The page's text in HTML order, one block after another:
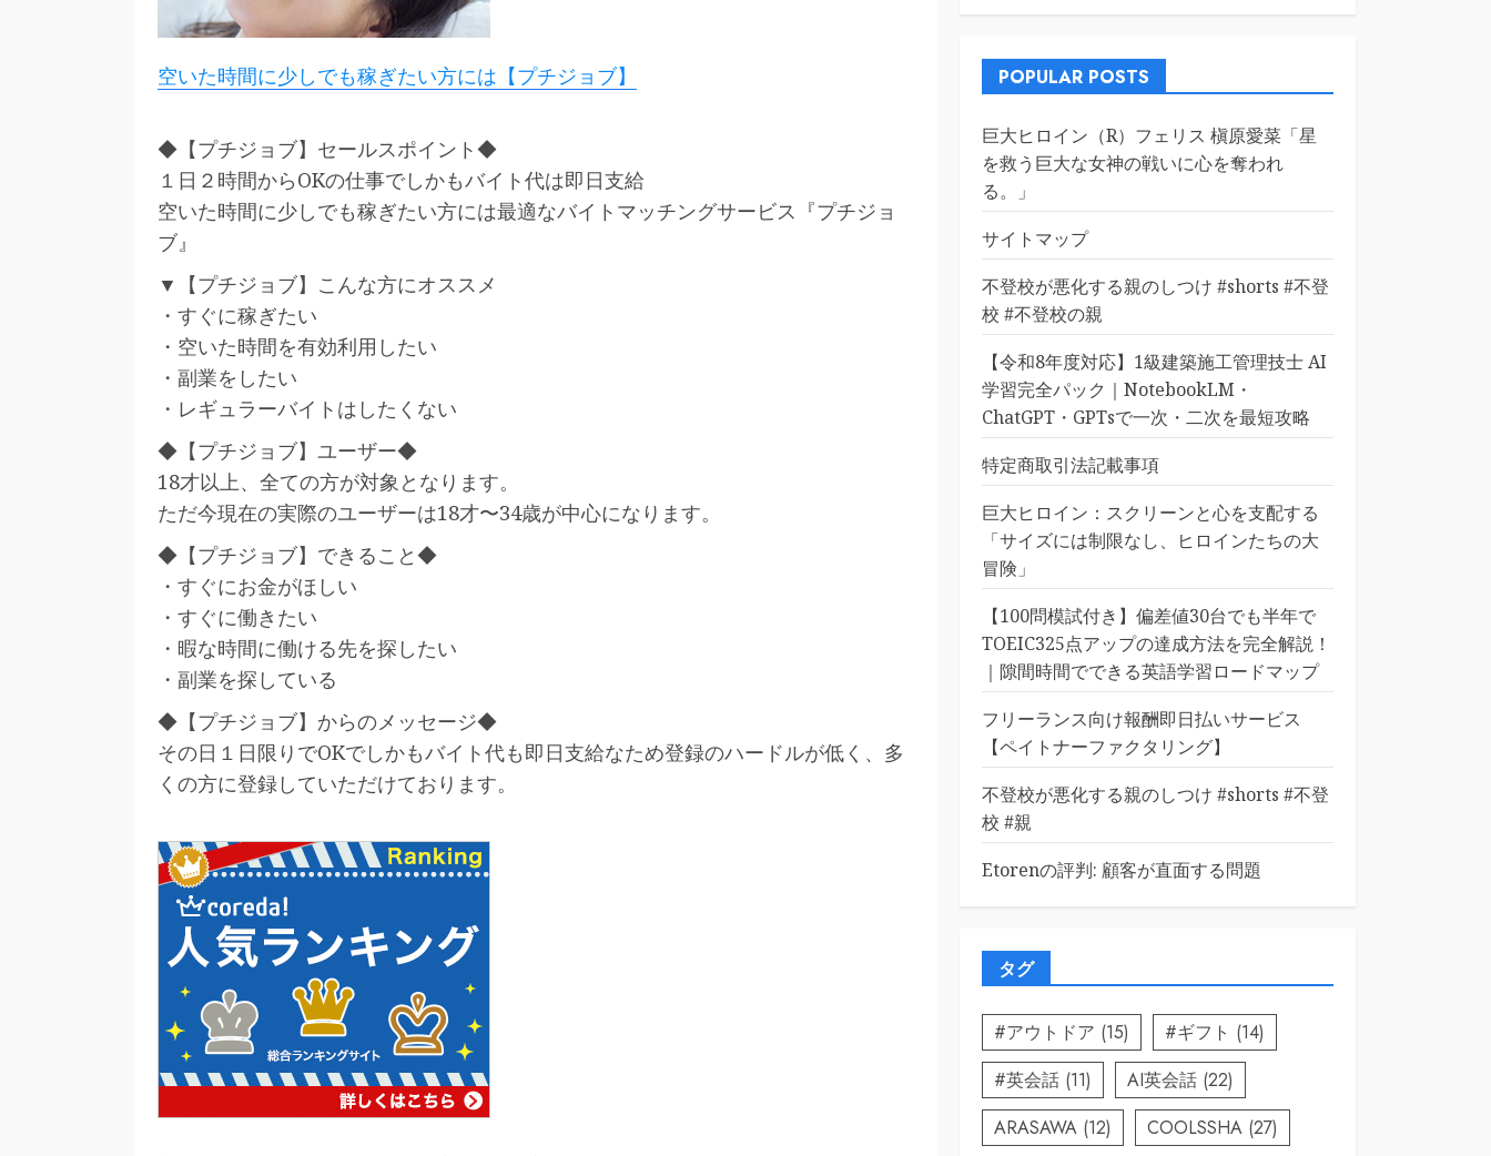
空いた時間に少しでも稼ぎたい方には【プチジョブ】
◆【プチジョブ】セールスポイント◆
１日２時間からOKの仕事でしかもバイト代は即日支給
空いた時間に少しでも稼ぎたい方には最適なバイトマッチングサービス『プチジョ
ブ』
▼【プチジョブ】こんな方にオススメ
・すぐに稼ぎたい
・空いた時間を有効利用したい
・副業をしたい
・レギュラーバイトはしたくない
◆【プチジョブ】ユーザー◆
18才以上、全ての方が対象となります。
ただ今現在の実際のユーザーは18才〜34歳が中心になります。
◆【プチジョブ】できること◆
・すぐにお金がほしい
・すぐに働きたい
・暇な時間に働ける先を探したい
・副業を探している
◆【プチジョブ】からのメッセージ◆
その日１日限りでOKでしかもバイト代も即日支給なため登録のハードルが低く、多
くの方に登録していただけております。
POPULAR POSTS
巨大ヒロイン（R）フェリス 槇原愛菜「星
を救う巨大な女神の戦いに心を奪われ
る。」
サイトマップ
不登校が悪化する親のしつけ #shorts #不登
校 #不登校の親
【令和8年度対応】1級建築施工管理技士 AI
学習完全パック｜NotebookLM・
ChatGPT・GPTsで一次・二次を最短攻略
特定商取引法記載事項
巨大ヒロイン：スクリーンと心を支配する
「サイズには制限なし、ヒロインたちの大
冒険」
【100問模試付き】偏差値30台でも半年で
TOEIC325点アップの達成方法を完全解説！
｜隙間時間でできる英語学習ロードマップ
フリーランス向け報酬即日払いサービス
【ペイトナーファクタリング】
不登校が悪化する親のしつけ #shorts #不登
校 #親
Etorenの評判: 顧客が直面する問題
タグ
#アウトドア (15) #ギフト (14)
#英会話 (11) AI英会話 (22)
ARASAWA (12) COOLSSHA (27)